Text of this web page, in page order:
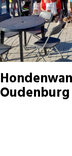
Oudenburg